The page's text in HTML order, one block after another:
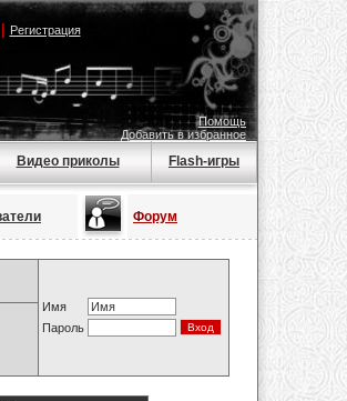
Регистрация
Помощь
Добавить в избранное
Видео приколы Flash-игры
Форум
Имя
Пароль